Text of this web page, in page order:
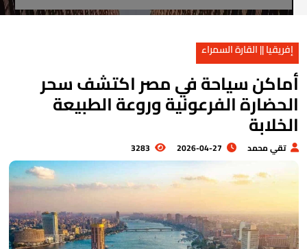
إفريقيا || القارة السمراء
سياحة في مصر اكتشف سحر
الفرعونية وروعة الطبيعة
تقي محمد 2026-04-27
3283